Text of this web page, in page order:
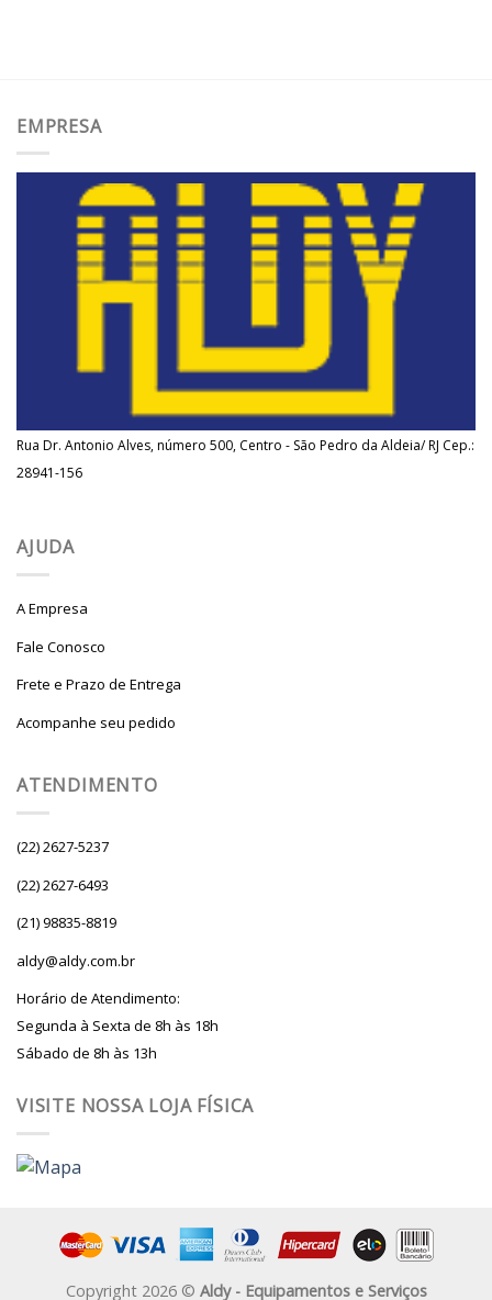
EMPRESA
Rua Dr. Antonio Alves, número 500, Centro - São Pedro da Aldeia/ RJ Cep.:
28941-156
AJUDA
A Empresa
Fale Conosco
Frete e Prazo de Entrega
Acompanhe seu pedido
ATENDIMENTO
(22) 2627-5237
(22) 2627-6493
(21) 98835-8819
aldy@aldy.com.br
Horário de Atendimento:
Segunda à Sexta de 8h às 18h
Sábado de 8h às 13h
VISITE NOSSA LOJA FÍSICA
Copyright 2026 © Aldy - Equipamentos e Serviços